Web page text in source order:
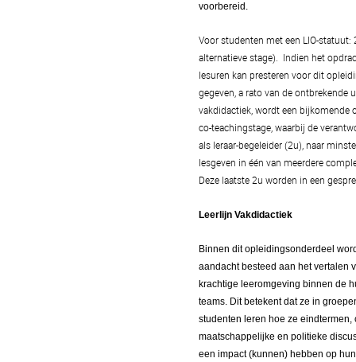
voorbereid.
Voor studenten met een LIO-
alternatieve stage). Indien het
lesuren kan presteren voor dit
gegeven, a rato van de ontbrekende
vakdidactiek, wordt een bijkomende
co-teachingstage, waarbij de
als leraar-begeleider (2u), naar
lesgeven in één van meerdere
Deze laatste 2u worden in een
Leerlijn Vakdidactiek
Binnen dit opleidingsonderdeel
aandacht besteed aan het vertalen
krachtige leeromgeving binnen de
teams. Dit betekent dat ze in
studenten leren hoe ze
maatschappelijke en politieke
een impact (kunnen) hebben op